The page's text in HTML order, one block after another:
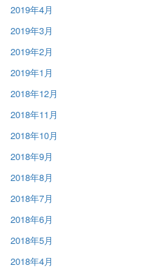
2019年4月
2019年3月
2019年2月
2019年1月
2018年12月
2018年11月
2018年10月
2018年9月
2018年8月
2018年7月
2018年6月
2018年5月
2018年4月